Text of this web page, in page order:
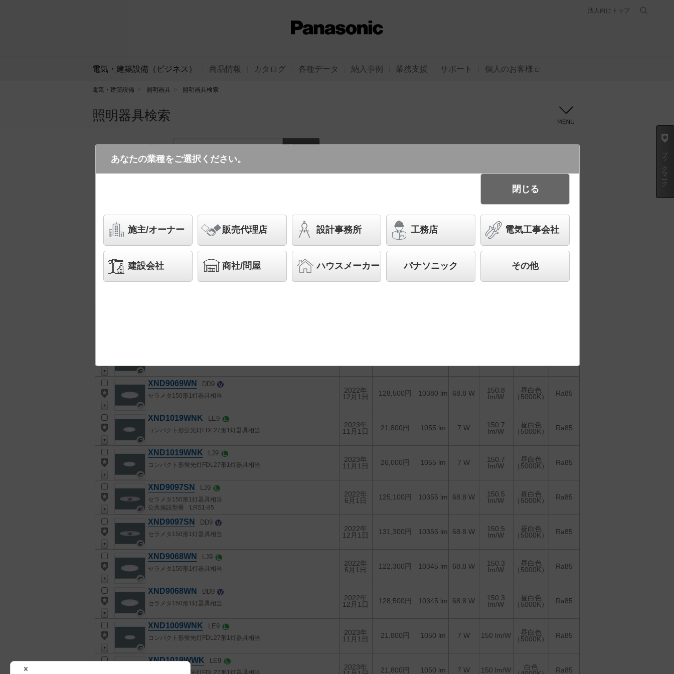
法人向けトップ
電気・建築設備（ビジネス） 商品情報 カタログ 各種データ 納入事例 業務支援 サポート 個人のお客様
電気・建築設備 照明器具 照明器具検索
照明器具検索
検索結果 28322件 生産終了品を省く 生産終了予定品を省く
全て
チェック
かんたん
器具を比較
各種データ
XND9069WN DD9
セラメタ150形1灯器具相当
2022年
12月1日
128,500円 10380 lm 68.8 W
150.8
lm/W
昼白色
（5000K）
Ra85
XND1019WNK LE9
コンパクト形蛍光灯FDL27形1灯器具相当
2023年
11月1日
21,800円 1055 lm 7 W
150.7
lm/W
昼白色
（5000K）
Ra85
XND1019WNK LJ9
コンパクト形蛍光灯FDL27形1灯器具相当
2023年
11月1日
26,000円 1055 lm 7 W
150.7
lm/W
昼白色
（5000K）
Ra85
XND9097SN LJ9
セラメタ150形1灯器具相当
公共施設型番
:LRS1-85
2022年
6月1日
125,100円 10355 lm 68.8 W
150.5
lm/W
昼白色
（5000K）
Ra85
XND9097SN DD9
セラメタ150形1灯器具相当
2022年
12月1日
131,300円 10355 lm 68.8 W
150.5
lm/W
昼白色
（5000K）
Ra85
XND9068WN LJ9
セラメタ150形1灯器具相当
2022年
6月1日
122,300円 10345 lm 68.8 W
150.3
lm/W
昼白色
（5000K）
Ra85
XND9068WN DD9
セラメタ150形1灯器具相当
2022年
12月1日
128,500円 10345 lm 68.8 W
150.3
lm/W
昼白色
（5000K）
Ra85
XND1009WNK LE9
コンパクト形蛍光灯FDL27形1灯器具相当
2023年
11月1日
21,800円 1050 lm 7 W 150 lm/W
昼白色
（5000K）
Ra85
XND1019WWK LE9
コンパクト形蛍光灯FDL27形1灯器具相当
2023年
21,800円 1050 lm 7 W 150 lm/W
白色
Ra85
ブックマーク
あなたの業種をご選択ください。
施主/オーナー 販売代理店 設計事務所 工務店 電気工事会社
建設会社 商社/問屋 ハウスメーカー パナソニック その他
閉じる